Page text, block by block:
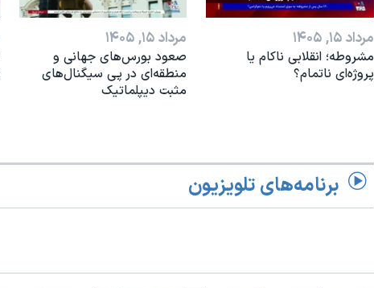
مرداد ۱۵, ۱۴۰۵
مشروطه؛ انقلابى ناكام یا
پروژه‌ای نا‌تمام؟
مرداد ۱۵, ۱۴۰۵
صعود بورس‌های جهانی و
منطقه‌ای در پی سیگنال‌های
مثبت دیپلماتیک
برنامه‌های تلویزیون